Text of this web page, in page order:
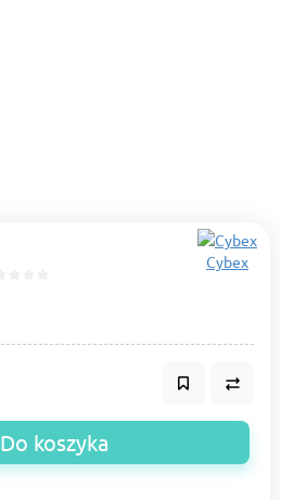
Cybex
Do koszyka